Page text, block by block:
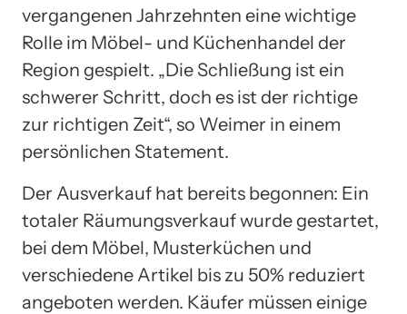
vergangenen Jahrzehnten eine wichtige
Rolle im Möbel- und Küchenhandel der
Region gespielt. „Die Schließung ist ein
schwerer Schritt, doch es ist der richtige
zur richtigen Zeit“, so Weimer in einem
persönlichen Statement.
Der Ausverkauf hat bereits begonnen: Ein
totaler Räumungsverkauf wurde gestartet,
bei dem Möbel, Musterküchen und
verschiedene Artikel bis zu 50% reduziert
angeboten werden. Käufer müssen einige